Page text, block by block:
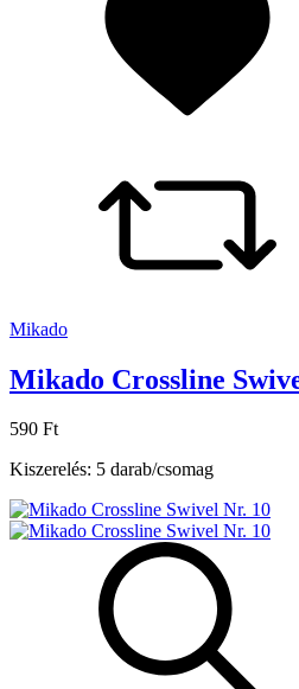
Mikado
Mikado Crossline
590 Ft
Kiszerelés: 5 darab/csomag